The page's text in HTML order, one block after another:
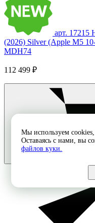
арт. 17215
(2026) Silver (Apple M5
MDH74
112 499 ₽
Мы используем
Оставаясь с нами, вы
файлов куки.